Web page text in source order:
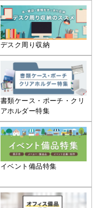
デスク周り収納
書類ケース・ポーチ・クリ
アホルダー特集
イベント備品特集